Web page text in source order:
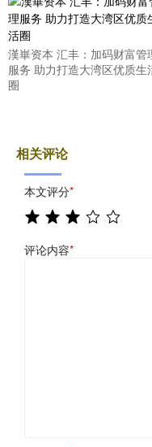
漢崋资本 汇丰：加码财富管
服务 助力打造大湾区优质生
圈
相关评论
本文评分*
评论内容*